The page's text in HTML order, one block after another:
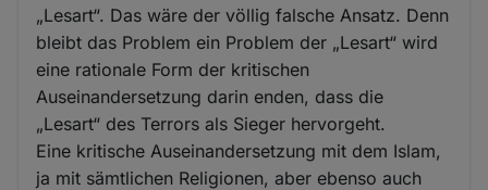
„Lesart“. Das wäre der völlig falsche Ansatz. Denn
bleibt das Problem ein Problem der „Lesart“ wird
eine rationale Form der kritischen
Auseinandersetzung darin enden, dass die
„Lesart“ des Terrors als Sieger hervorgeht.
Eine kritische Auseinandersetzung mit dem Islam,
ja mit sämtlichen Religionen, aber ebenso auch